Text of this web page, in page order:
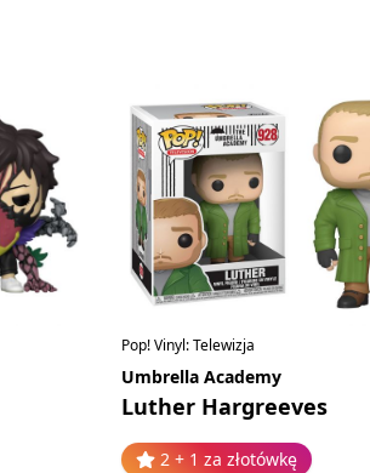
Pop! Vinyl: Telewizja
Umbrella Academy
Luther Hargreeves
2 + 1 za złotówkę